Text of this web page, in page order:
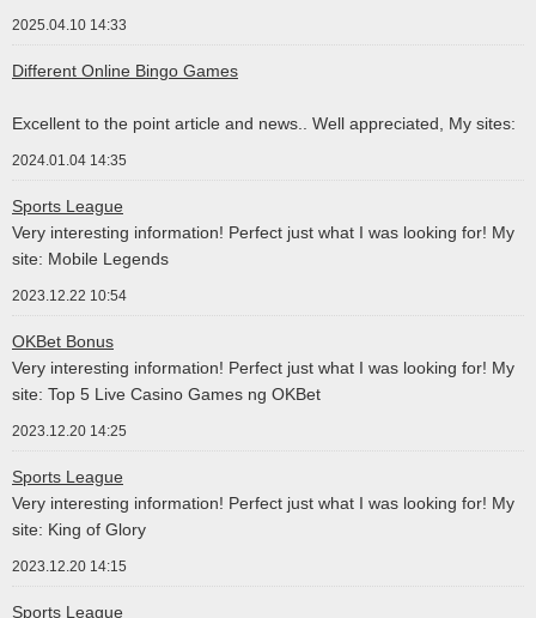
2025.04.10 14:33
Different Online Bingo Games
Excellent to the point article and news.. Well appreciated, My sites:
2024.01.04 14:35
Sports League
Very interesting information! Perfect just what I was looking for! My
site: Mobile Legends
2023.12.22 10:54
OKBet Bonus
Very interesting information! Perfect just what I was looking for! My
site: Top 5 Live Casino Games ng OKBet
2023.12.20 14:25
Sports League
Very interesting information! Perfect just what I was looking for! My
site: King of Glory
2023.12.20 14:15
Sports League